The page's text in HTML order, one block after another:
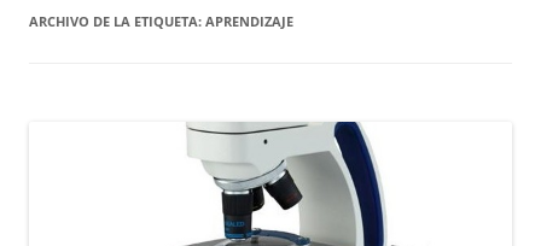
ARCHIVO DE LA ETIQUETA: APRENDIZAJE